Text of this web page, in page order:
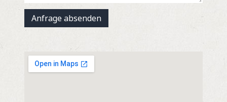
Anfrage absenden